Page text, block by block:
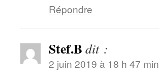
Répondre
Stef.B dit :
2 juin 2019 à 18 h 47 min